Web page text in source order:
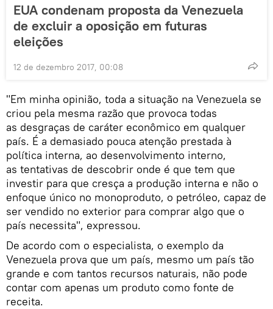
EUA condenam proposta da Venezuela
de excluir a oposição em futuras
eleições
12 de dezembro 2017, 00:08
"Em minha opinião, toda a situação na Venezuela se
criou pela mesma razão que provoca todas
as desgraças de caráter econômico em qualquer
país. É a demasiado pouca atenção prestada à
política interna, ao desenvolvimento interno,
as tentativas de descobrir onde é que tem que
investir para que cresça a produção interna e não o
enfoque único no monoproduto, o petróleo, capaz de
ser vendido no exterior para comprar algo que o
país necessita", expressou.
De acordo com o especialista, o exemplo da
Venezuela prova que um país, mesmo um país tão
grande e com tantos recursos naturais, não pode
contar com apenas um produto como fonte de
receita.